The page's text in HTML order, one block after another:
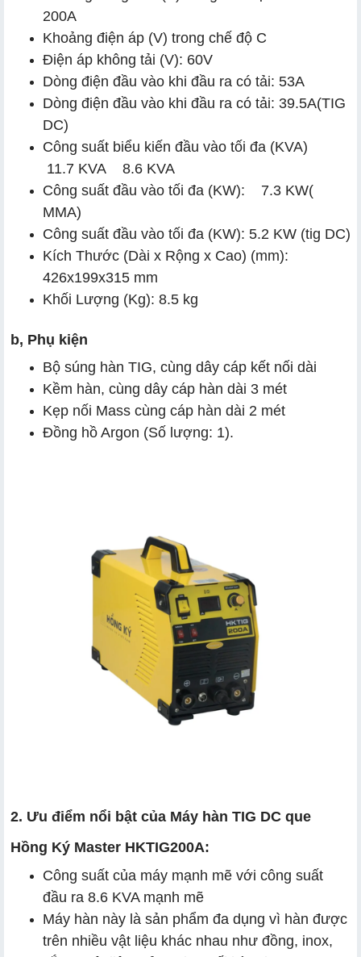
200A
Khoảng điện áp (V) trong chế độ C
Điện áp không tải (V): 60V
Dòng điện đầu vào khi đầu ra có tải: 53A
Dòng điện đầu vào khi đầu ra có tải: 39.5A(TIG
DC)
Công suất biểu kiến đầu vào tối đa (KVA)
11.7 KVA 8.6 KVA
Công suất đầu vào tối đa (KW): 7.3 KW(
MMA)
Công suất đầu vào tối đa (KW): 5.2 KW (tig DC)
Kích Thước (Dài x Rộng x Cao) (mm):
426x199x315 mm
Khối Lượng (Kg): 8.5 kg
b, Phụ kiện
Bộ súng hàn TIG, cùng dây cáp kết nối dài
Kềm hàn, cùng dây cáp hàn dài 3 mét
Kẹp nối Mass cùng cáp hàn dài 2 mét
Đồng hồ Argon (Số lượng: 1).
2. Ưu điểm nổi bật của Máy hàn TIG DC que
Hồng Ký Master HKTIG200A:
Công suất của máy mạnh mẽ với công suất
đầu ra 8.6 KVA mạnh mẽ
Máy hàn này là sản phẩm đa dụng vì hàn được
trên nhiều vật liệu khác nhau như đồng, inox,